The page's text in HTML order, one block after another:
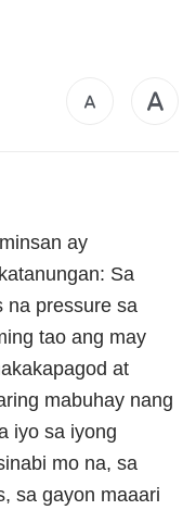
ay
Sa
na pressure sa
tao ang may
at
mabuhay nang
iyo sa iyong
mo na, sa
sa gayon maaari